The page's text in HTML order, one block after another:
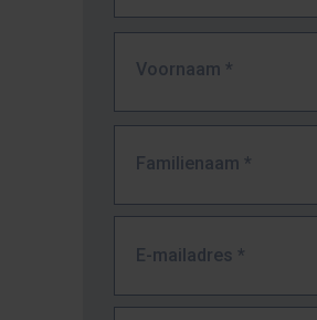
Voornaam *
Familienaam *
E-mailadres *